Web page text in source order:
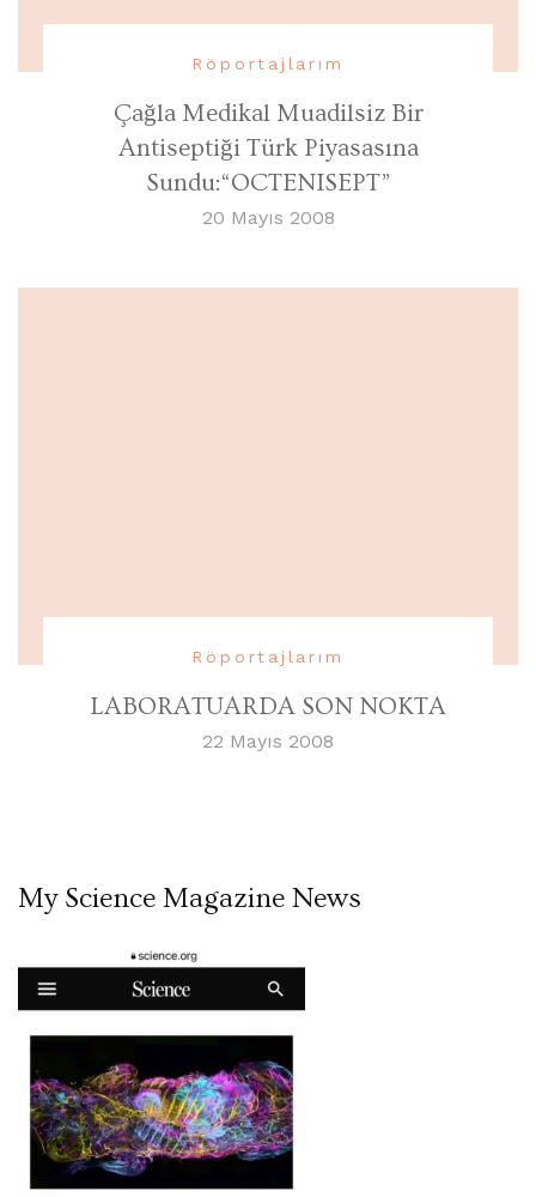
Röportajlarım
Çağla Medikal Muadilsiz Bir
Antiseptiği Türk Piyasasına
Sundu:“OCTENISEPT”
20 Mayıs 2008
Röportajlarım
LABORATUARDA SON NOKTA
22 Mayıs 2008
My Science Magazine News